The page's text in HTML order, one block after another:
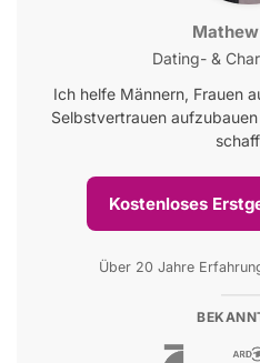
Dating- &
Ich helfe Männern, Frauen
Selbstvertrauen
Kostenloses
Über 20 Jahre